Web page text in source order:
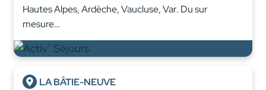
Hautes Alpes, Ardèche, Vaucluse, Var. Du sur
mesure…
LA BÂTIE-NEUVE